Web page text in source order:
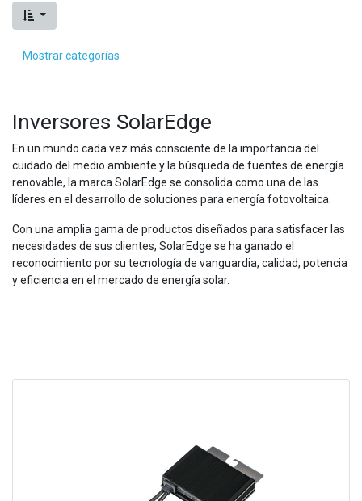
Mostrar categorías
Inversores SolarEdge
En un mundo cada vez más consciente de la importancia del
cuidado del medio ambiente y la búsqueda de fuentes de energía
renovable, la marca SolarEdge se consolida como una de las
líderes en el desarrollo de soluciones para energía fotovoltaica.
Con una amplia gama de productos diseñados para satisfacer las
necesidades de sus clientes, SolarEdge se ha ganado el
reconocimiento por su tecnología de vanguardia, calidad, potencia
y eficiencia en el mercado de energía solar.